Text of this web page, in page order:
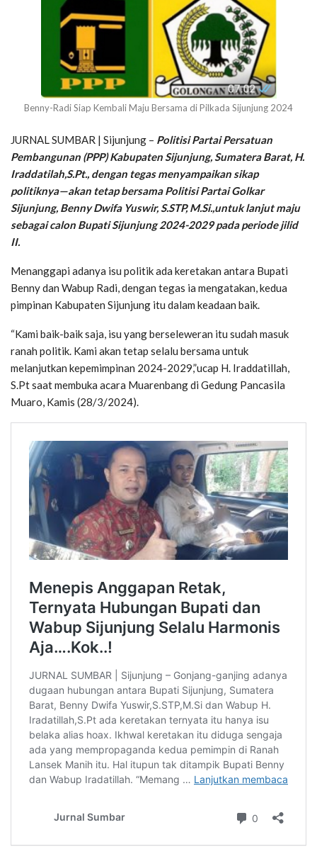
Benny-Radi Siap Kembali Maju Bersama di Pilkada Sijunjung 2024
JURNAL SUMBAR | Sijunjung – Politisi Partai Persatuan
Pembangunan (PPP) Kabupaten Sijunjung, Sumatera Barat, H.
Iraddatilah,S.Pt., dengan tegas menyampaikan sikap
politiknya—akan tetap bersama Politisi Partai Golkar
Sijunjung, Benny Dwifa Yuswir, S.STP, M.Si.,untuk lanjut maju
sebagai calon Bupati Sijunjung 2024-2029 pada periode jilid
II.
Menanggapi adanya isu politik ada keretakan antara Bupati
Benny dan Wabup Radi, dengan tegas ia mengatakan, kedua
pimpinan Kabupaten Sijunjung itu dalam keadaan baik.
“Kami baik-baik saja, isu yang berseleweran itu sudah masuk
ranah politik. Kami akan tetap selalu bersama untuk
melanjutkan kepemimpinan 2024-2029,”ucap H. Iraddatillah,
S.Pt saat membuka acara Muarenbang di Gedung Pancasila
Muaro, Kamis (28/3/2024).